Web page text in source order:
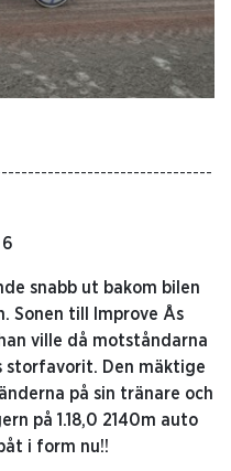
6
snabb ut bakom bilen
Sonen till Improve Ås
ville då motståndarna
storfavorit. Den mäktige
på sin tränare och
på 1.18,0 2140m auto
i form nu!!